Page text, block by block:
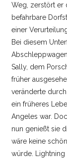
Weg, zerstört er
befahrbare
einer
Bei diesem
Sally, dem
früher
veränderte
ein früheres
Angeles war.
nun genießt sie
wäre keine
würde.